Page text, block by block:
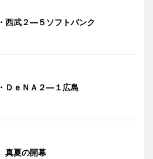
西武２―５ソフトバンク
ＤｅＮＡ２―１広島
真夏の開幕